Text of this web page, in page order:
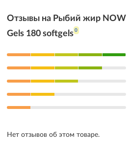
Отзывы на Рыбий жир NOW
Gels 180 softgels 0
Нет отзывов об этом товаре.